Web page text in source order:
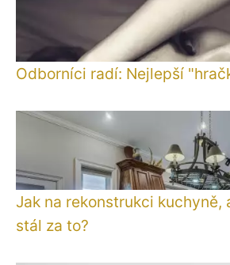
Odborníci radí: Nejlepší
Jak na rekonstrukci kuchyně,
stál za to?